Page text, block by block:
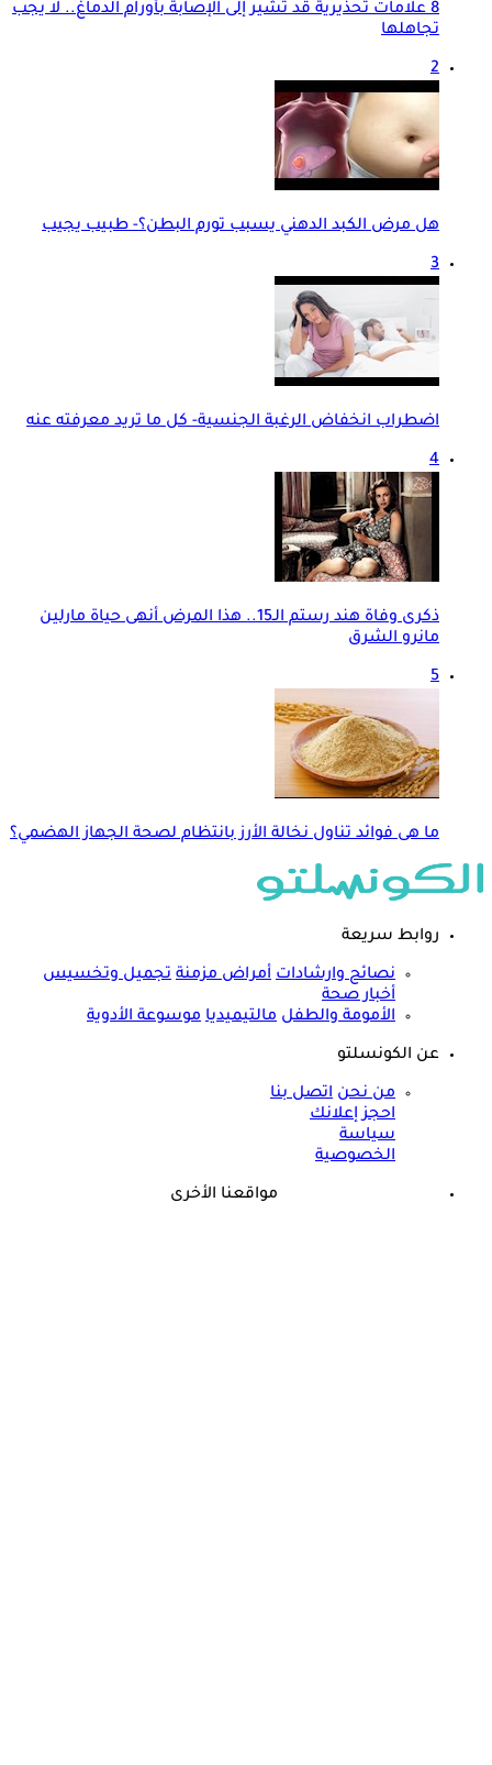
8 علامات تحذيرية قد تشير إلى الإصابة بأورام الدماغ.. لا يجب
تجاهلها
2
هل مرض الكبد الدهني يسبب تورم البطن؟- طبيب يجيب
3
اضطراب انخفاض الرغبة الجنسية- كل ما تريد معرفته عنه
4
ذكرى وفاة هند رستم الـ15.. هذا المرض أنهى حياة مارلين
مانرو الشرق
5
ما هى فوائد تناول نخالة الأرز بانتظام لصحة الجهاز الهضمي؟
روابط سريعة
نصائح وارشادات أمراض مزمنة تجميل وتخسيس
أخبار صحة
الأمومة والطفل مالتيميديا موسوعة الأدوية
عن الكونسلتو
من نحن اتصل بنا
احجز إعلانك
سياسة
الخصوصية
مواقعنا الأخرى